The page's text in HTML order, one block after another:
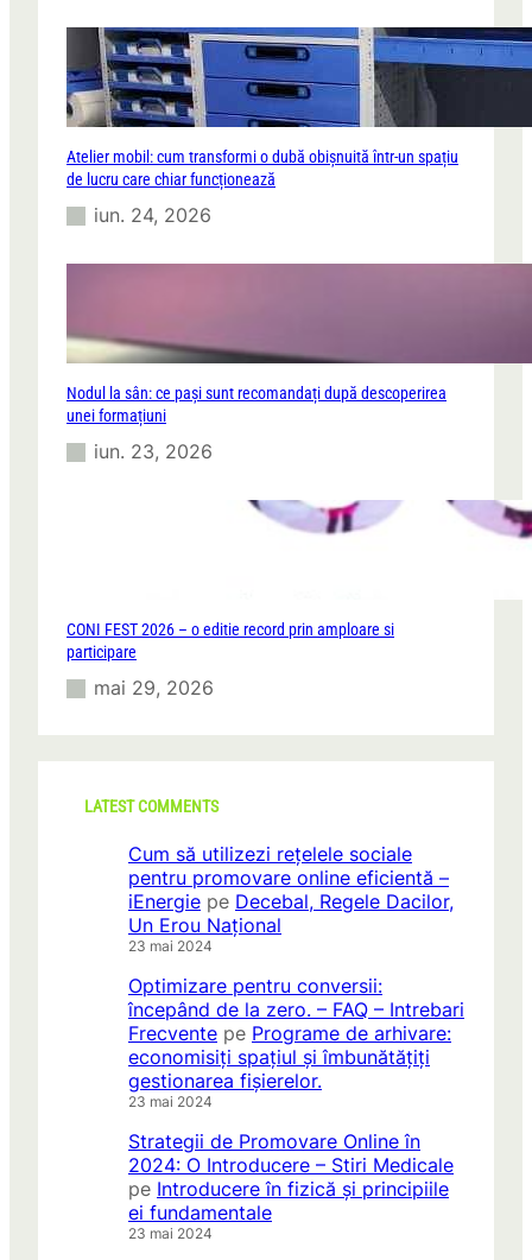
Atelier mobil: cum transformi o dubă obișnuită într-un spațiu
de lucru care chiar funcționează
iun. 24, 2026
Nodul la sân: ce pași sunt recomandați după descoperirea
unei formațiuni
iun. 23, 2026
CONI FEST 2026 – o editie record prin amploare si
participare
mai 29, 2026
LATEST COMMENTS
Cum să utilizezi rețelele sociale
pentru promovare online eficientă –
iEnergie pe Decebal, Regele Dacilor,
Un Erou Național
23 mai 2024
Optimizare pentru conversii:
începând de la zero. – FAQ – Intrebari
Frecvente pe Programe de arhivare:
economisiți spațiul și îmbunătățiți
gestionarea fișierelor.
23 mai 2024
Strategii de Promovare Online în
2024: O Introducere – Stiri Medicale
pe Introducere în fizică și principiile
ei fundamentale
23 mai 2024